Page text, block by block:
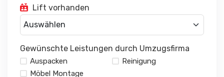
Lift vorhanden
Gewünschte Leistungen durch Umzugsfirma
Auspacken
Reinigung
Möbel Montage